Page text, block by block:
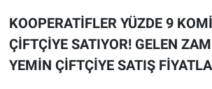
KOOPERATİFLER YÜZDE 9
ÇİFTÇİYE SATIYOR! GELEN
YEMİN ÇİFTÇİYE SATIŞ